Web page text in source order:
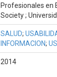
Profesionales en
Society ;
SALUD;
INFORMACION;
2014